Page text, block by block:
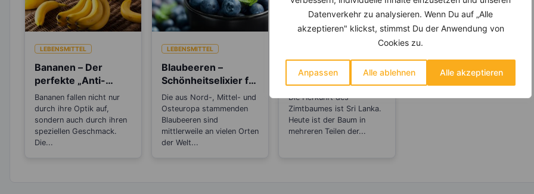
Datenverkehr zu analysieren. Wenn Du auf „Alle
akzeptieren" klickst, stimmst Du der Anwendung von
Cookies zu.
Anpassen Alle ablehnen Alle akzeptieren
LEBENSMITTEL
Bananen – Der
perfekte „Anti-
Stress“-Snack
Bananen fallen nicht nur
durch ihre Optik auf,
sondern auch durch ihren
speziellen Geschmack.
Die...
LEBENSMITTEL
Blaubeeren –
Schönheitselixier für
die Haut und gut
beim Abnehmen
Die aus Nord-, Mittel- und
Osteuropa stammenden
Blaubeeren sind
mittlerweile an vielen Orten
der Welt...
Zimt – Wirkt bei
Entzündungen und
Die Herkunft des
Zimtbaumes ist Sri Lanka.
Heute ist der Baum in
mehreren Teilen der...